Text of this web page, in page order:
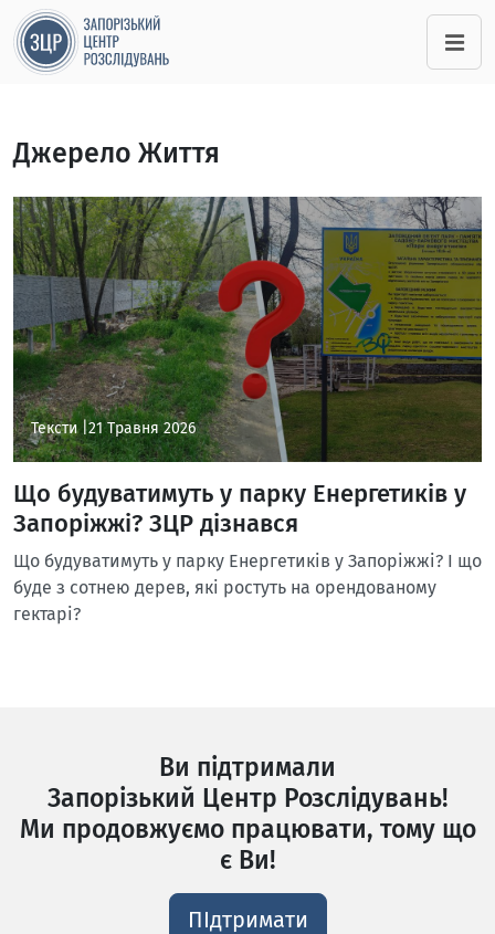
Джерело Життя
Тексти |21 Травня 2026
Що будуватимуть у парку Енергетиків у
Запоріжжі? ЗЦР дізнався
Що будуватимуть у парку Енергетиків у Запоріжжі? І що
буде з сотнею дерев, які ростуть на орендованому
гектарі?
Ви підтримали
Запорізький Центр Розслідувань!
Ми продовжуємо працювати, тому що
є Ви!
ПІдтримати